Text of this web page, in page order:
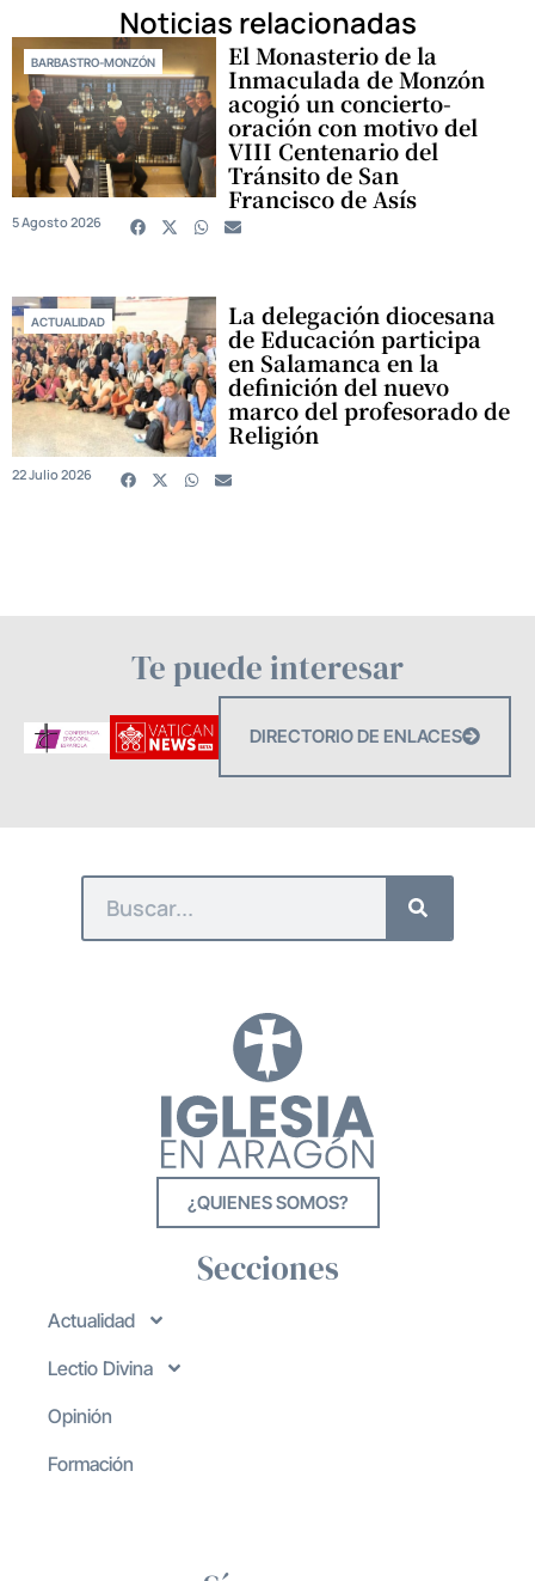
Noticias relacionadas
BARBASTRO-MONZÓN El Monasterio de la
Inmaculada de Monzón
acogió un concierto-
oración con motivo del
VIII Centenario del
Tránsito de San
Francisco de Asís
5 Agosto 2026
ACTUALIDAD La delegación diocesana
de Educación participa
en Salamanca en la
definición del nuevo
marco del profesorado de
Religión
22 Julio 2026
Te puede interesar
DIRECTORIO DE ENLACES
¿QUIENES SOMOS?
Secciones
Actualidad
Lectio Divina
Opinión
Formación